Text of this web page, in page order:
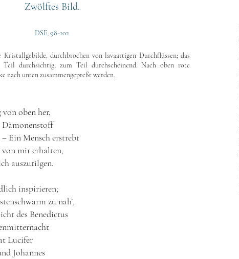
Zwölftes Bild.
DSE, 98-102
durchbrochen von lavaartigen Durchflüssen; das
durchsichtig, zum Teil durchscheinend. Nach oben rote
nach unten zusammengepreßt werden.
von oben her,
Ein Mensch erstrebt
von mir erhalten,
auszutilgen.
inspirieren;
zu nah’,
des Benedictus
Lucifer
Johannes